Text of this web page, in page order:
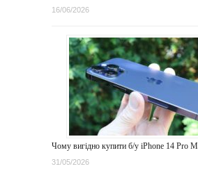
16/06/2026
Чому вигідно купити б/у iPhone 14 Pro
31/05/2026